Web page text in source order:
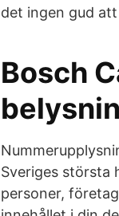
det ingen gud
Bosch
Sveriges största
personer,